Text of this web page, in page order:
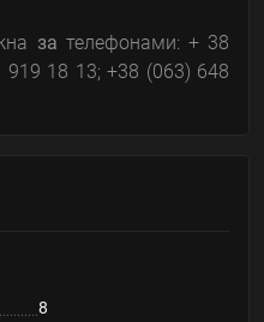
за телефонами: + 38
18 13; +38 (063) 648
8